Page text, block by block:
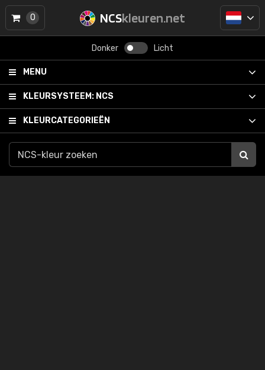
NCSkleuren.net
Donker Licht
MENU
KLEURSYSTEEM: NCS
KLEURCATEGORIEËN
0